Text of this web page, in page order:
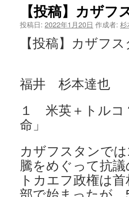
【投稿】カザ
投稿日: 2022年1月20日 作成者: 杉
【投稿】カザフ
福井 杉本達也
１ 米英＋トルコ
命」
カザフスタンで
騰をめぐって抗
トカエフ政権は